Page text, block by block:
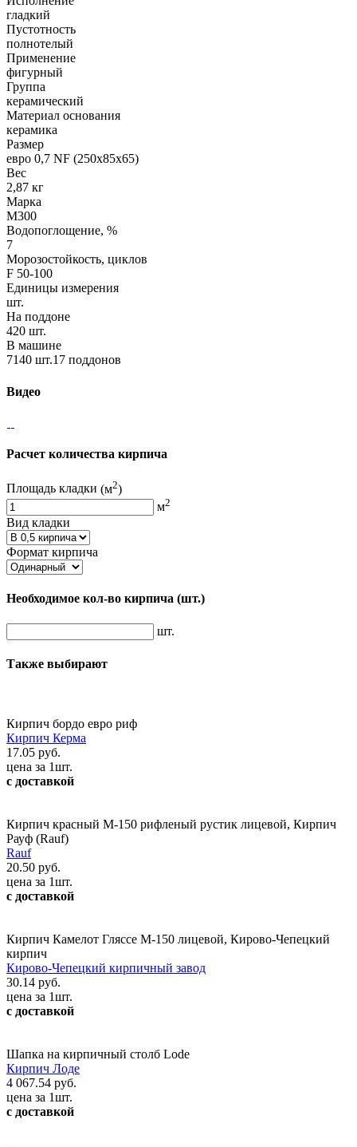
гладкий
Пустотность
полнотелый
Применение
фигурный
Группа
керамический
Материал основания
керамика
Размер
евро 0,7 NF (250х85х65)
Вес
2,87 кг
Марка
М300
Водопоглощение, %
7
Морозостойкость, циклов
F 50-100
Единицы измерения
шт.
На поддоне
420 шт.
В машине
7140 шт.17 поддонов
Видео
Расчет количества кирпича
Площадь кладки (м2)
м2
Вид кладки
Формат кирпича
Необходимое кол-во кирпича (шт.)
шт.
Также выбирают
Кирпич бордо евро риф
Кирпич Керма
17.05 руб.
цена за 1шт.
с доставкой
Кирпич красный М-150 рифленый рустик лицевой, Кирпич
Рауф (Rauf)
Rauf
20.50 руб.
цена за 1шт.
с доставкой
Кирпич Камелот Гляссе М-150 лицевой, Кирово-Чепецкий
кирпич
Кирово-Чепецкий кирпичный завод
30.14 руб.
цена за 1шт.
с доставкой
Шапка на кирпичный столб Lode
Кирпич Лоде
4 067.54 руб.
цена за 1шт.
с доставкой